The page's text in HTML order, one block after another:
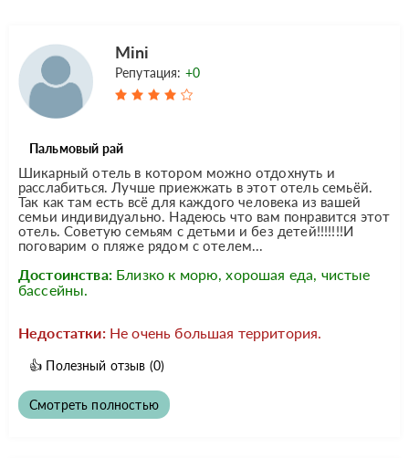
Mini
Репутация: +0
Пальмовый рай
Шикарный отель в котором можно отдохнуть и
расслабиться. Лучше приежжать в этот отель семьёй.
Так как там есть всё для каждого человека из вашей
семьи индивидуально. Надеюсь что вам понравится этот
отель. Советую семьям с детьми и без детей!!!!!!!И
поговарим о пляже рядом с отелем...
Достоинства: Близко к морю, хорошая еда, чистые
бассейны.
Недостатки: Не очень большая территория.
👍 Полезный отзыв (0)
Смотреть полностью